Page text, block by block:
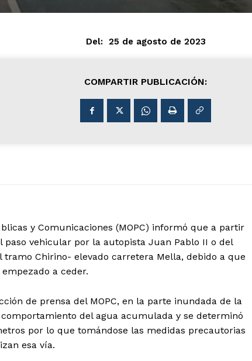
Del: 25 de agosto de 2023
COMPARTIR PUBLICACIÓN:
y Comunicaciones (MOPC) informó que a partir
paso vehicular por la autopista Juan Pablo II o del
Chirino- elevado carretera Mella, debido a que
a ceder.
de prensa del MOPC, en la parte inundada de la
del agua acumulada y se determinó
por lo que tomándose las medidas precautorias
esa vía.